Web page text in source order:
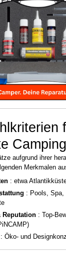
aufgrund ihrer
Merkmalen
: etwa
: Pools, Spa,
Reputation : Top-
Öko- und